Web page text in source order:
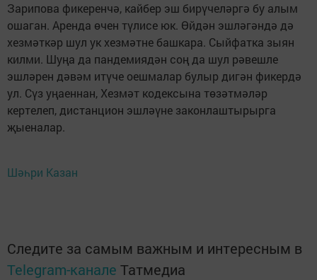
Зарипова фикеренчә, кайбер эш бирүчеләргә бу алым
ошаган. Аренда өчен түлисе юк. Өйдән эшләгәндә дә
хезмәткәр шул ук хезмәтне башкара. Сыйфатка зыян
килми. Шуңа да пандемиядән соң да шул рәвешле
эшләрен дәвәм итүче оешмалар булыр дигән фикердә
ул. Сүз уңаеннан, Хезмәт кодексына төзәтмәләр
кертелеп, дистанцион эшләүне законлаштырырга
җыеналар.
Шәһри Казан
Следите за самым важным и интересным в
Telegram-канале Татмедиа